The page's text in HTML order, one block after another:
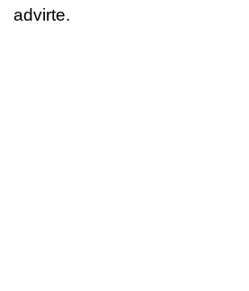
advirte.